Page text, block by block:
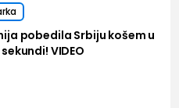
pobedila Srbiju košem u
VIDEO